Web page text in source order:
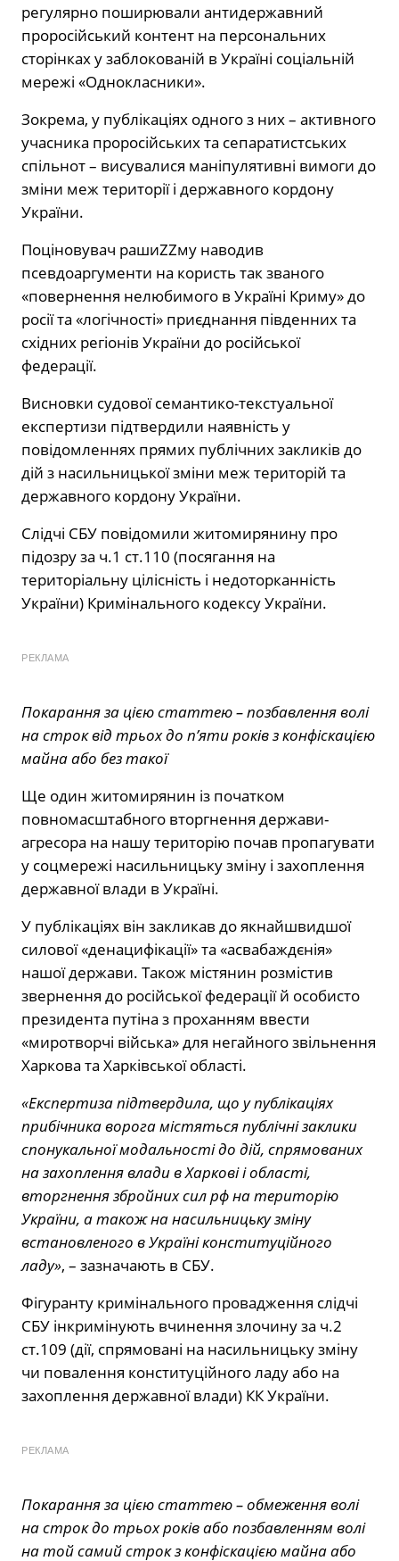
регулярно поширювали антидержавний
проросійський контент на персональних
сторінках у заблокованій в Україні соціальній
мережі «Однокласники».
Зокрема, у публікаціях одного з них – активного
учасника проросійських та сепаратистських
спільнот – висувалися маніпулятивні вимоги до
зміни меж території і державного кордону
України.
Поціновувач рашиZZму наводив
псевдоаргументи на користь так званого
«повернення нелюбимого в Україні Криму» до
росії та «логічності» приєднання південних та
східних регіонів України до російської
федерації.
Висновки судової семантико-текстуальної
експертизи підтвердили наявність у
повідомленнях прямих публічних закликів до
дій з насильницької зміни меж територій та
державного кордону України.
Слідчі СБУ повідомили житомирянину про
підозру за ч.1 ст.110 (посягання на
територіальну цілісність і недоторканність
України) Кримінального кодексу України.
РЕКЛАМА
Покарання за цією статтею – позбавлення волі
на строк від трьох до п’яти років з конфіскацією
майна або без такої
Ще один житомирянин із початком
повномасштабного вторгнення держави-
агресора на нашу територію почав пропагувати
у соцмережі насильницьку зміну і захоплення
державної влади в Україні.
У публікаціях він закликав до якнайшвидшої
силової «денацифікації» та «асвабаждєнія»
нашої держави. Також містянин розмістив
звернення до російської федерації й особисто
президента путіна з проханням ввести
«миротворчі війська» для негайного звільнення
Харкова та Харківської області.
«Експертиза підтвердила, що у публікаціях
прибічника ворога містяться публічні заклики
спонукальної модальності до дій, спрямованих
на захоплення влади в Харкові і області,
вторгнення збройних сил рф на територію
України, а також на насильницьку зміну
встановленого в Україні конституційного
ладу», – зазначають в СБУ.
Фігуранту кримінального провадження слідчі
СБУ інкримінують вчинення злочину за ч.2
ст.109 (дії, спрямовані на насильницьку зміну
чи повалення конституційного ладу або на
захоплення державної влади) КК України.
РЕКЛАМА
Покарання за цією статтею – обмеження волі
на строк до трьох років або позбавленням волі
на той самий строк з конфіскацією майна або